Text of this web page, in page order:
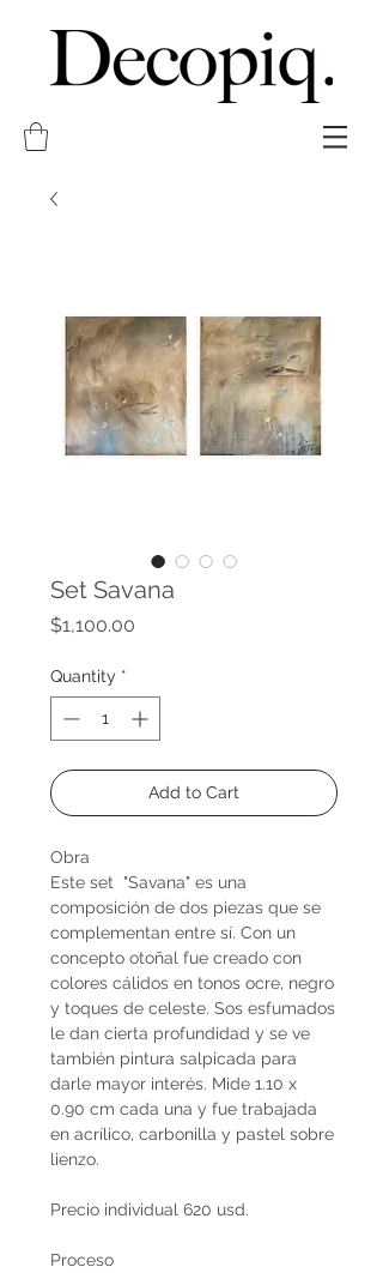
Set Savana
$1,100.00
Quantity *
Add to Cart
Obra
Este set "Savana" es una
composición de dos piezas que se
complementan entre sí. Con un
concepto otoñal fue creado con
colores cálidos en tonos ocre, negro
y toques de celeste. Sos esfumados
le dan cierta profundidad y se ve
también pintura salpicada para
darle mayor interés. Mide 1.10 x
0.90 cm cada una y fue trabajada
en acrílico, carbonilla y pastel sobre
lienzo.
Precio individual 620 usd.
Proceso